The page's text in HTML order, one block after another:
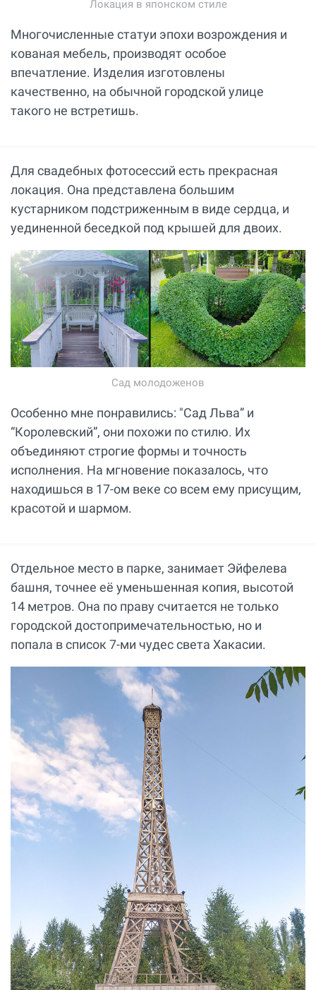
Локация в японском стиле
Многочисленные статуи эпохи возрождения и
кованая мебель, производят особое
впечатление. Изделия изготовлены
качественно, на обычной городской улице
такого не встретишь.
Для свадебных фотосессий есть прекрасная
локация. Она представлена большим
кустарником подстриженным в виде сердца, и
уединенной беседкой под крышей для двоих.
Сад молодоженов
Особенно мне понравились: "Сад Льва” и
“Королевский”, они похожи по стилю. Их
объединяют строгие формы и точность
исполнения. На мгновение показалось, что
находишься в 17-ом веке со всем ему присущим,
красотой и шармом.
Отдельное место в парке, занимает Эйфелева
башня, точнее её уменьшенная копия, высотой
14 метров. Она по праву считается не только
городской достопримечательностью, но и
попала в список 7-ми чудес света Хакасии.